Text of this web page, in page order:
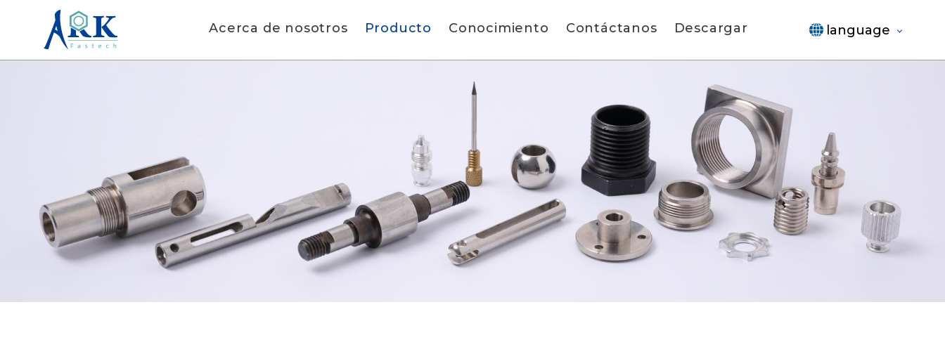
Acerca de nosotros Producto Conocimiento Contáctanos Descargar language